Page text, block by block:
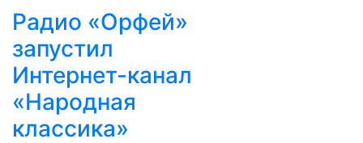
Радио «Орфей»
запустил
Интернет-канал
«Народная
классика»